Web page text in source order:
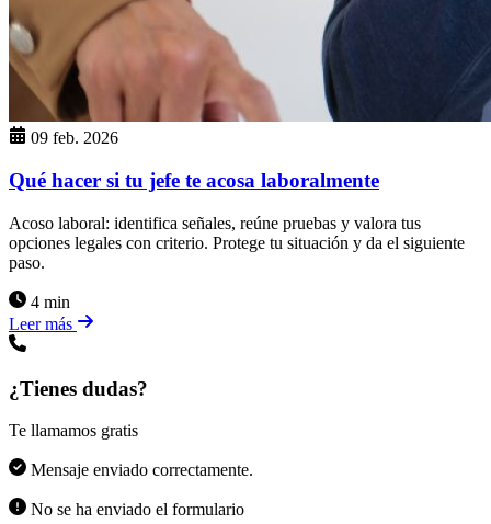
09 feb. 2026
Qué hacer si tu jefe te acosa laboralmente
Acoso laboral: identifica señales, reúne pruebas y valora tus
opciones legales con criterio. Protege tu situación y da el siguiente
paso.
4 min
Leer más
¿Tienes dudas?
Te llamamos gratis
Mensaje enviado correctamente.
No se ha enviado el formulario